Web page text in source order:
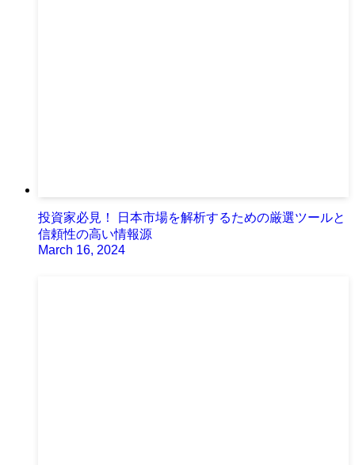
投資家必見！ 日本市場を解析するための厳選ツールと
信頼性の高い情報源
March 16, 2024